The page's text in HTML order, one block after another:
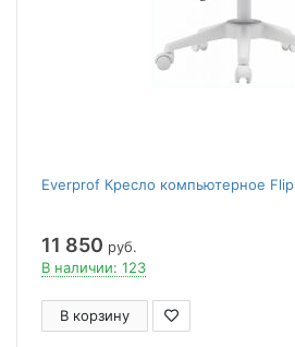
Everprof Кресло компьютерное Flip
11 850 руб.
В наличии: 123
В корзину